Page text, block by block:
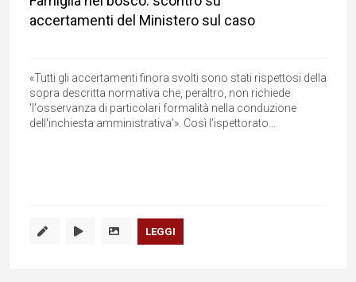
accertamenti del Ministero sul caso
«Tutti gli accertamenti finora svolti sono stati rispettosi della
sopra descritta normativa che, peraltro, non richiede
'l'osservanza di particolari formalità nella conduzione
dell'inchiesta amministrativa'». Così l'ispettorato...
LEGGI